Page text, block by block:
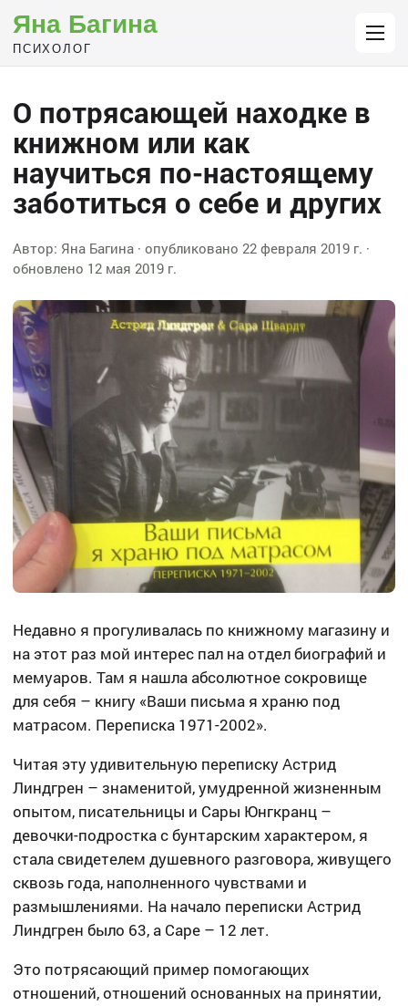
Яна Багина
ПСИХОЛОГ
О потрясающей находке в
книжном или как
научиться по-настоящему
заботиться о себе и других
Автор: Яна Багина · опубликовано 22 февраля 2019 г. ·
обновлено 12 мая 2019 г.
Недавно я прогуливалась по книжному магазину и
на этот раз мой интерес пал на отдел биографий и
мемуаров. Там я нашла абсолютное сокровище
для себя – книгу «Ваши письма я храню под
матрасом. Переписка 1971-2002».
Читая эту удивительную переписку Астрид
Линдгрен – знаменитой, умудренной жизненным
опытом, писательницы и Сары Юнгкранц –
девочки-подростка с бунтарским характером, я
стала свидетелем душевного разговора, живущего
сквозь года, наполненного чувствами и
размышлениями. На начало переписки Астрид
Линдгрен было 63, а Саре – 12 лет.
Это потрясающий пример помогающих
отношений, отношений основанных на принятии,